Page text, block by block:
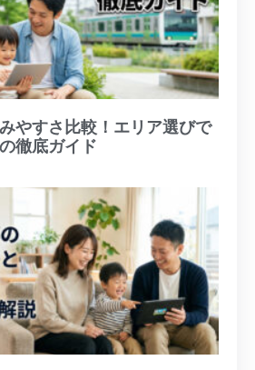
やすさ比較！エリア選びで
徹底ガイド